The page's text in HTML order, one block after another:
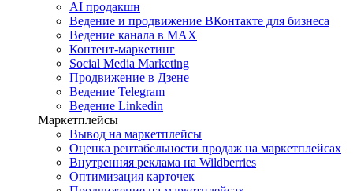
AI продакшн
Ведение и продвижение ВКонтакте для бизнеса
Ведение канала в MAX
Контент-маркетинг
Social Media Marketing
Продвижение в Дзене
Ведение Telegram
Ведение Linkedin
Маркетплейсы
Вывод на маркетплейсы
Оценка рентабельности продаж на маркетплейсах
Внутренняя реклама на Wildberries
Оптимизация карточек